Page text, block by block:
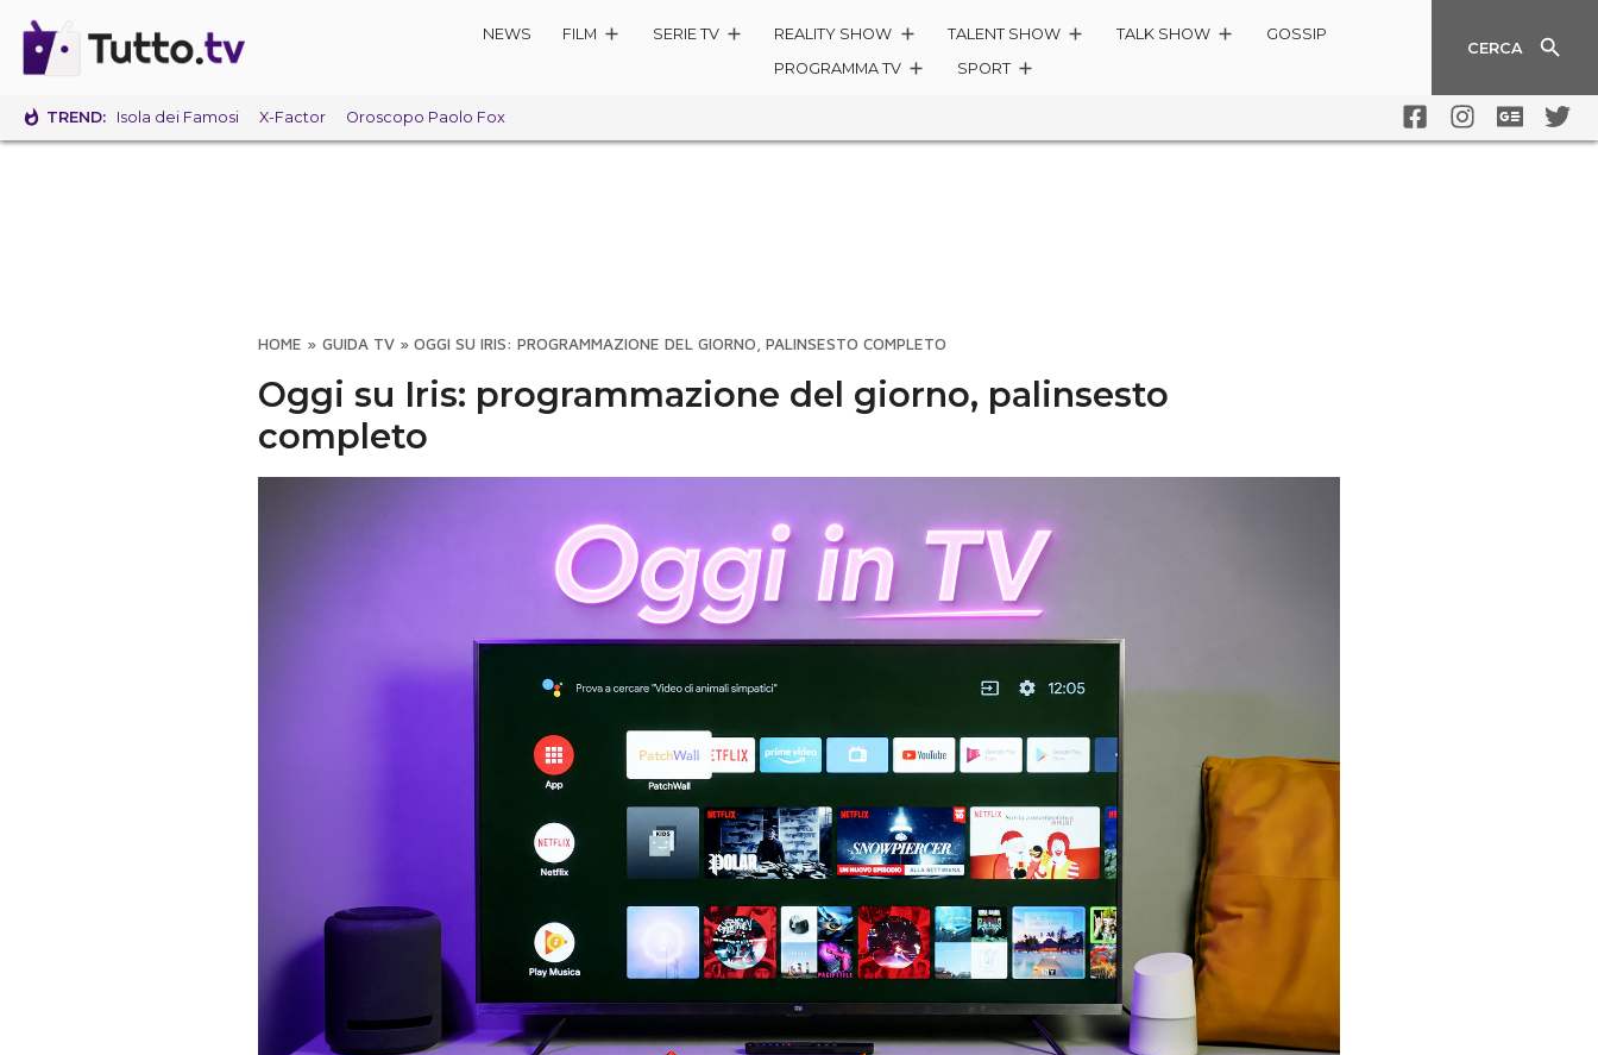
NEWS FILM SERIE TV REALITY SHOW TALENT SHOW TALK SHOW
GOSSIP
PROGRAMMA TV
SPORT
CERCA
TREND: Isola dei Famosi X-Factor Oroscopo Paolo Fox
HOME » GUIDA TV » OGGI SU IRIS: PROGRAMMAZIONE DEL GIORNO, PALINSESTO COMPLETO
Oggi su Iris: programmazione del giorno, palinsesto
completo